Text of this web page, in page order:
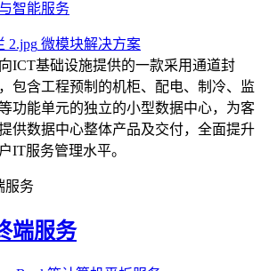
智能服务
微模块解决方案
ICT基础设施提供的一款采用通道封
包含工程预制的机柜、配电、制冷、监
功能单元的独立的小型数据中心，为客
供数据中心整体产品及交付，全面提升
IT服务管理水平。
服务
端服务